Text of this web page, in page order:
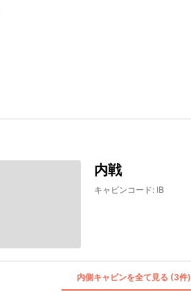
内戦
キャビンコード: IB
内側キャビンを全て見る (3件)